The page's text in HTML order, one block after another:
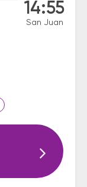
14:55
San Juan